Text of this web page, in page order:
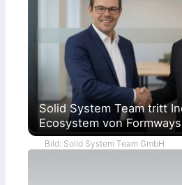
Solid System Team tritt
Ecosystem von
Bild: Solid System Team GmbH